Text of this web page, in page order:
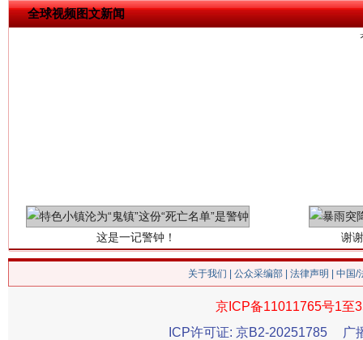
全球视频图文新闻
网上购药对药下症？
这是一记警钟！ 谢
关于我们 公众采编部 法律声明 | 中国
京ICP备11011765号1至
ICP许可证: 京B2-20251785
广